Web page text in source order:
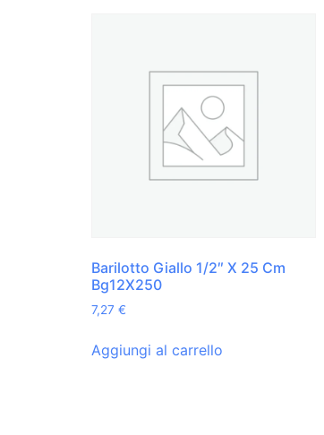
Barilotto Giallo 1/2″ X 25 Cm
Bg12X250
7,27 €
Aggiungi al carrello